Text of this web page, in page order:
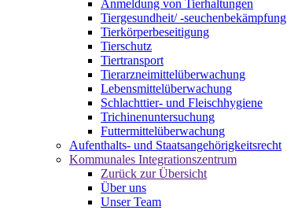
Anmeldung von Tierhaltungen
Tiergesundheit/ -seuchenbekämpfung
Tierkörperbeseitigung
Tierschutz
Tiertransport
Tierarzneimittelüberwachung
Lebensmittelüberwachung
Schlachttier- und Fleischhygiene
Trichinenuntersuchung
Futtermittelüberwachung
Aufenthalts- und Staatsangehörigkeitsrecht
Kommunales Integrationszentrum
Zurück zur Übersicht
Über uns
Unser Team